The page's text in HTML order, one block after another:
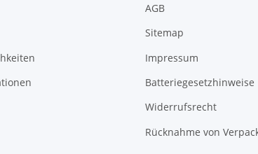
AGB
Sitemap
Impressum
Batteriegesetzhinweise
Widerrufsrecht
Rücknahme von